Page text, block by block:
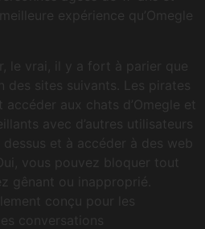
expérience qu’Omegle
le vrai, il y a fort à parier que
des sites suivants. Les pirates
accéder aux chats d’Omegle et
avec d’autres utilisateurs
dessus et à accéder à des web
vous pouvez bloquer tout
gênant ou inapproprié.
conçu pour les
conversations